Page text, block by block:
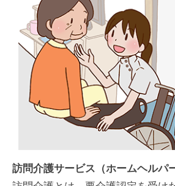
訪問介護サービス（ホームヘルパ